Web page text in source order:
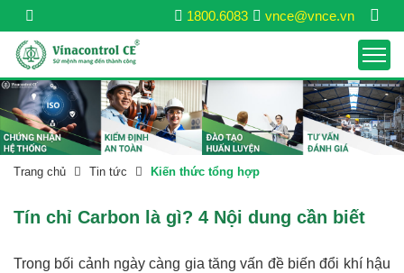
vnce@vnce.vn
1800.6083
Trang chủ Tin tức Kiến thức tổng hợp
Tín chỉ Carbon là gì? 4 Nội dung cần biết
Trong bối cảnh ngày càng gia tăng vấn đề biến đổi khí hậu